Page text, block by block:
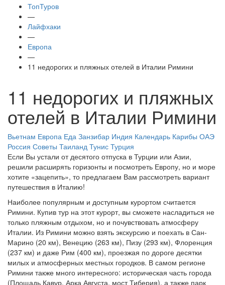
ТопТуров
—
Лайфхаки
—
Европа
—
11 недорогих и пляжных отелей в Италии Римини
11 недорогих и пляжных
отелей в Италии Римини
Вьетнам Европа Еда Занзибар Индия Календарь Карибы ОАЭ
Россия Советы Таиланд Тунис Турция
Если Вы устали от десятого отпуска в Турции или Азии,
решили расширять горизонты и посмотреть Европу, но и море
хотите «зацепить», то предлагаем Вам рассмотреть вариант
путешествия в Италию!
Наиболее популярным и доступным курортом считается
Римини. Купив тур на этот курорт, вы сможете насладиться не
только пляжным отдыхом, но и почувствовать атмосферу
Италии. Из Римини можно взять экскурсию и поехать в Сан-
Марино (20 км), Венецию (263 км), Пизу (293 км), Флоренция
(237 км) и даже Рим (400 км), проезжая по дороге десятки
милых и атмосферных местных городков. В самом регионе
Римини также много интересного: историческая часть города
(Площадь Кавур, Арка Августа, мост Тиберия), а также парк